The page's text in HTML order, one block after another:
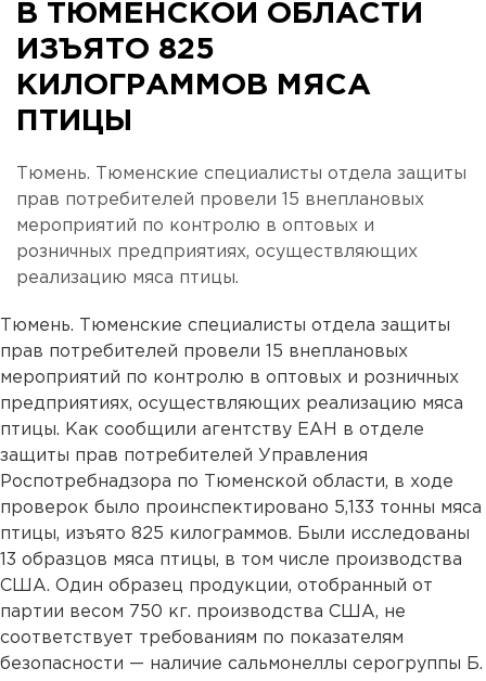
В ТЮМЕНСКОЙ ОБЛАСТИ
ИЗЪЯТО 825
КИЛОГРАММОВ МЯСА
ПТИЦЫ
Тюмень. Тюменские специалисты отдела защиты
прав потребителей провели 15 внеплановых
мероприятий по контролю в оптовых и
розничных предприятиях, осуществляющих
реализацию мяса птицы.
Тюмень. Тюменские специалисты отдела защиты
прав потребителей провели 15 внеплановых
мероприятий по контролю в оптовых и розничных
предприятиях, осуществляющих реализацию мяса
птицы. Как сообщили агентству ЕАН в отделе
защиты прав потребителей Управления
Роспотребнадзора по Тюменской области, в ходе
проверок было проинспектировано 5,133 тонны мяса
птицы, изъято 825 килограммов. Были исследованы
13 образцов мяса птицы, в том числе производства
США. Один образец продукции, отобранный от
партии весом 750 кг. производства США, не
соответствует требованиям по показателям
безопасности — наличие сальмонеллы серогруппы Б.